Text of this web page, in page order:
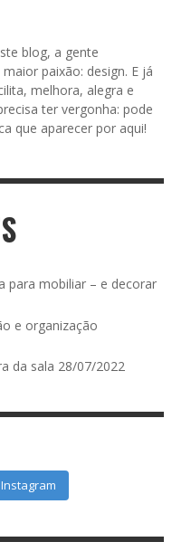
blog, a gente
paixão: design. E já
melhora, alegra e
ter vergonha: pode
que aparecer por aqui!
para mobiliar – e decorar
e organização
da sala 28/07/2022